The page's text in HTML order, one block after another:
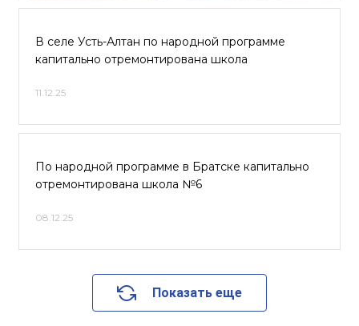
В селе Усть-Алтан по народной программе
капитально отремонтирована школа
11.12.25
По народной программе в Братске капитально
отремонтирована школа №6
08.12.25
Показать еще